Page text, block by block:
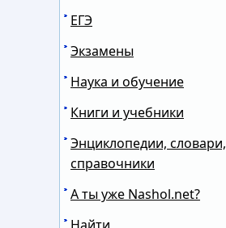
ЕГЭ
Экзамены
Наука и обучение
Книги и учебники
Энциклопедии, словари,
справочники
А ты уже Nashol.net?